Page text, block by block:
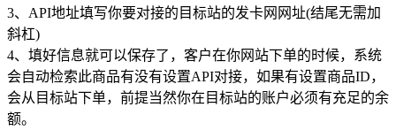
3、API地址填写你要对接的目标站的发卡网网址(结尾无需加
斜杠)
4、填好信息就可以保存了，客户在你网站下单的时候，系统
会自动检索此商品有没有设置API对接，如果有设置商品ID，
会从目标站下单，前提当然你在目标站的账户必须有充足的余
额。